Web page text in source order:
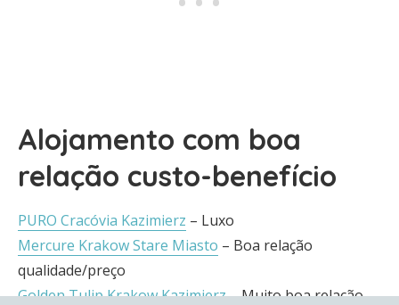
Alojamento com boa
relação custo-benefício
PURO Cracóvia Kazimierz – Luxo
Mercure Krakow Stare Miasto – Boa relação
qualidade/preço
Golden Tulip Krakow Kazimierz– Muito boa relação